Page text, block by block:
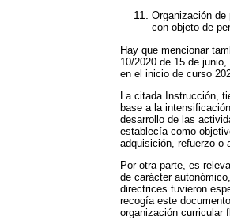
Organización
con objeto de
Hay que mencionar
10/2020 de 15 de
en el inicio de curso
La citada Instrucción,
base a la
desarrollo de las
establecía como
adquisición, refuerzo o
Por otra parte, es
de carácter
directrices tuvieron
recogía este
organización curricular